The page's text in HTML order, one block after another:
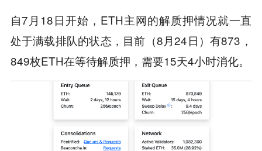
自7月18日开始，ETH主网的解质押情况就一直
处于满载排队的状态，目前（8月24日）有873，
849枚ETH在等待解质押，需要15天4小时消化。